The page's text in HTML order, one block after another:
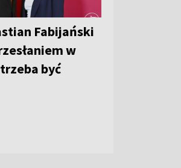
Fabijański
w
być